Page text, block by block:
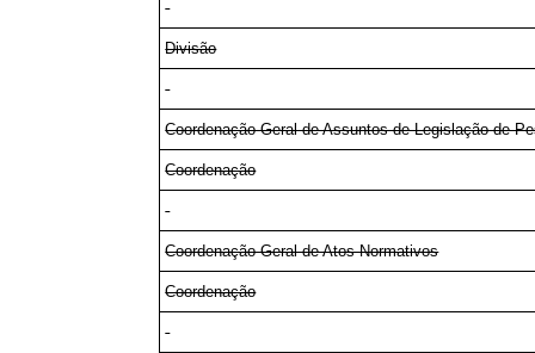
Divisão
Coordenação-Geral de Assuntos de Legislação de
Coordenação
Coordenação-Geral de Atos Normativos
Coordenação